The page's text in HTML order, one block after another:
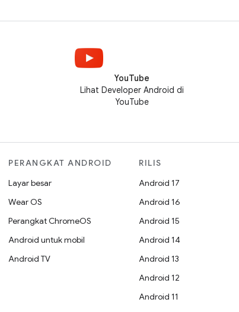
YouTube
Lihat Developer Android di
YouTube
PERANGKAT ANDROID
Layar besar
Wear OS
Perangkat ChromeOS
Android untuk mobil
Android TV
RILIS
Android 17
Android 16
Android 15
Android 14
Android 13
Android 12
Android 11